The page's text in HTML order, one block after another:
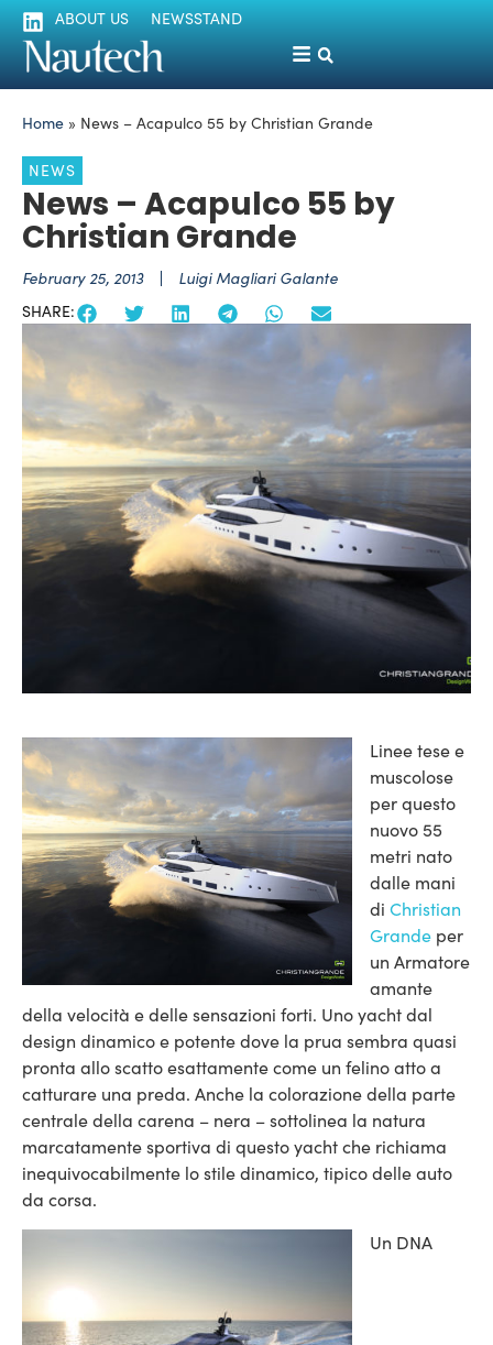
ABOUT US NEWSSTAND
Home » News – Acapulco 55 by Christian Grande
NEWS
News – Acapulco 55 by
Christian Grande
February 25, 2013
Luigi Magliari Galante
SHARE:
Linee tese e
muscolose
per questo
nuovo 55
metri nato
dalle mani
di Christian
Grande per
un Armatore
amante
della velocità e delle sensazioni forti. Uno yacht dal
design dinamico e potente dove la prua sembra quasi
pronta allo scatto esattamente come un felino atto a
catturare una preda. Anche la colorazione della parte
centrale della carena – nera – sottolinea la natura
marcatamente sportiva di questo yacht che richiama
inequivocabilmente lo stile dinamico, tipico delle auto
da corsa.
Un DNA